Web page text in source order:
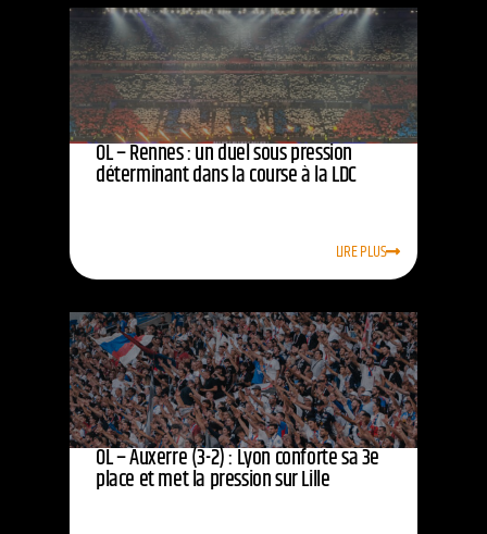
OL – Rennes : un duel sous pression
déterminant dans la course à la LDC
LIRE PLUS
OL – Auxerre (3-2) : Lyon conforte sa 3e
place et met la pression sur Lille